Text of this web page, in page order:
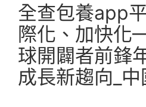
全查包養app
際化、加快
球開闢者前鋒
成長新趨向_中